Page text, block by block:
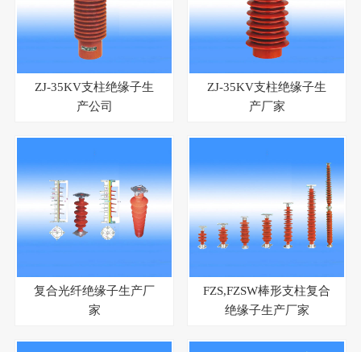
ZJ-35KV支柱绝缘子生
产公司
ZJ-35KV支柱绝缘子生
产厂家
复合光纤绝缘子生产厂
家
FZS,FZSW棒形支柱复合
绝缘子生产厂家